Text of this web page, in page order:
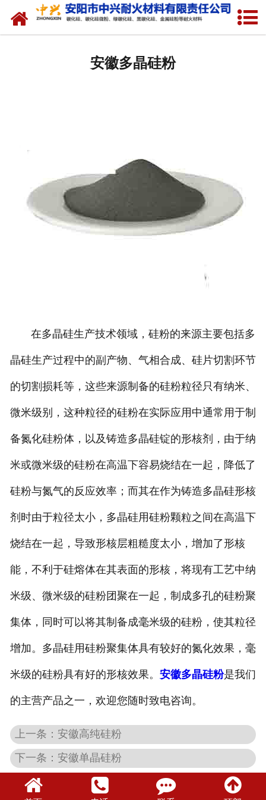
网站首页
安徽绿碳化硅
安徽焦粉
安徽多晶硅粉
在多晶硅生产技术领域，硅粉的来源主要包括多
晶硅生产过程中的副产物、气相合成、硅片切割环节
的切割损耗等，这些来源制备的硅粉粒径只有纳米、
微米级别，这种粒径的硅粉在实际应用中通常用于制
备氮化硅粉体，以及铸造多晶硅锭的形核剂，由于纳
米或微米级的硅粉在高温下容易烧结在一起，降低了
硅粉与氮气的反应效率；而其在作为铸造多晶硅形核
剂时由于粒径太小，多晶硅用硅粉颗粒之间在高温下
烧结在一起，导致形核层粗糙度太小，增加了形核
能，不利于硅熔体在其表面的形核，将现有工艺中纳
米级、微米级的硅粉团聚在一起，制成多孔的硅粉聚
集体，同时可以将其制备成毫米级的硅粉，使其粒径
增加。多晶硅用硅粉聚集体具有较好的氮化效果，毫
米级的硅粉具有好的形核效果。 安徽多晶硅粉是我们
的主营产品之一，欢迎您随时致电咨询。
上一条：安徽高纯硅粉
下一条：安徽单晶硅粉